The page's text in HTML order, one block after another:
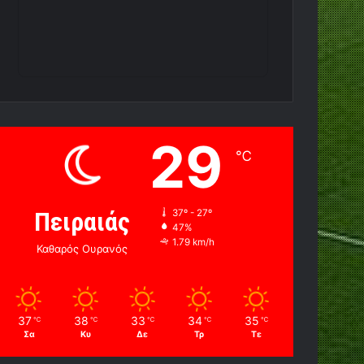
Πειραιάς
Καθαρός Ουρανός
29 ℃
37º - 27º
47%
1.79 km/h
37 ℃
Σα
38 ℃
Κυ
33 ℃
Δε
34 ℃
Τρ
35 ℃
Τε